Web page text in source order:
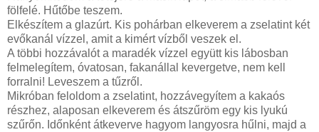
fölfelé. Hűtőbe teszem.
Elkészítem a glazúrt. Kis pohárban elkeverem a zselatint két
evőkanál vízzel, amit a kimért vízből veszek el.
A többi hozzávalót a maradék vízzel együtt kis lábosban
felmelegítem, óvatosan, fakanállal kevergetve, nem kell
forralni! Leveszem a tűzről.
Mikróban feloldom a zselatint, hozzávegyítem a kakaós
részhez, alaposan elkeverem és átszűröm egy kis lyukú
szűrőn. Időnként átkeverve hagyom langyosra hűlni, majd a